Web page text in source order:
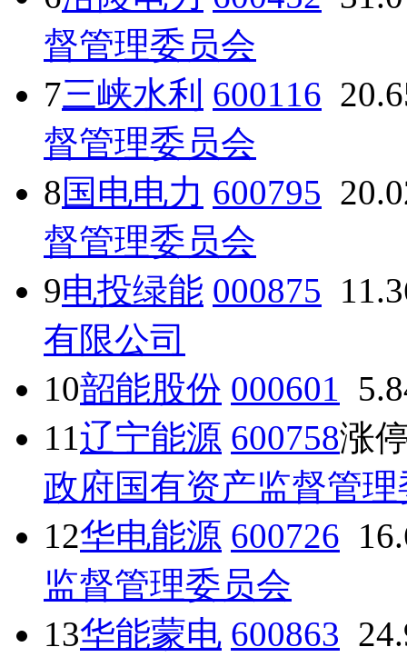
督管理委员会
7三峡水利 600116
督管理委员会
8国电电力 600795
督管理委员会
9电投绿能 000875
有限公司
10韶能股份 000601
11辽宁能源 600758涨
政府国有资产监督管
12华电能源 600726
监督管理委员会
13华能蒙电 600863